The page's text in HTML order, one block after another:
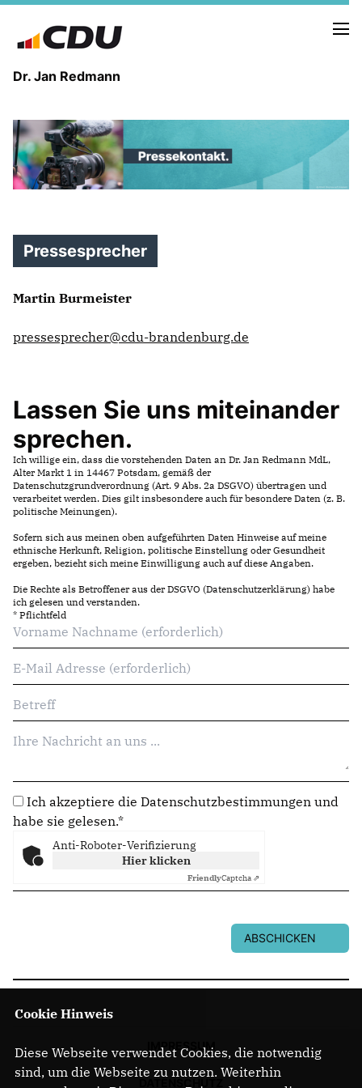
Dr. Jan Redmann
MEIN WEG
PRESSEBILDER
Pressesprecher
Martin Burmeister
pressesprecher@cdu-brandenburg.de
Lassen Sie uns miteinander
sprechen.
Ich willige ein, dass die vorstehenden Daten an Dr. Jan Redmann MdL,
Alter Markt 1 in 14467 Potsdam, gemäß der
Datenschutzgrundverordnung (Art. 9 Abs. 2a DSGVO) übertragen und
verarbeitet werden. Dies gilt insbesondere auch für besondere Daten (z. B.
politische Meinungen).
Sofern sich aus meinen oben aufgeführten Daten Hinweise auf meine
ethnische Herkunft, Religion, politische Einstellung oder Gesundheit
ergeben, bezieht sich meine Einwilligung auch auf diese Angaben.
Die Rechte als Betroffener aus der DSGVO (Datenschutzerklärung) habe
ich gelesen und verstanden.
* Pflichtfeld
Ich akzeptiere die Datenschutzbestimmungen und
habe sie gelesen.*
Anti-Roboter-Verifizierung
Hier klicken
FriendlyCaptcha ⇗
ABSCHICKEN
IMPRESSUM
Cookie Hinweis
Diese Webseite verwendet Cookies, die notwendig
sind, um die Webseite zu nutzen. Weiterhin